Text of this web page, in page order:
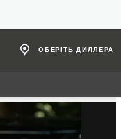
ОБЕРІТЬ ДИЛЛЕРА